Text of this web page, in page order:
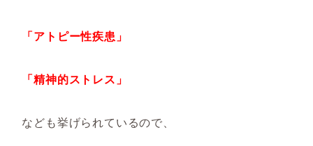
「アトピー性疾患」
「精神的ストレス」
なども挙げられているので、